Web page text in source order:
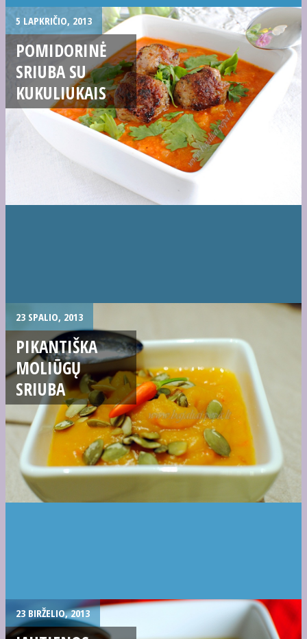
5 LAPKRIČIO, 2013
POMIDORINĖ
SRIUBA SU
KUKULIUKAIS
23 SPALIO, 2013
PIKANTIŠKA
MOLIŪGŲ
SRIUBA
23 BIRŽELIO, 2013